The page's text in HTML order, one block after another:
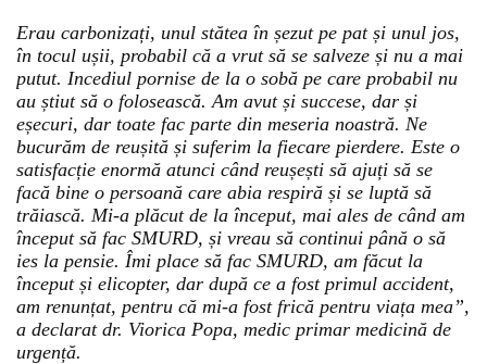
Erau carbonizați, unul stătea în șezut pe pat și unul jos,
în tocul ușii, probabil că a vrut să se salveze și nu a mai
putut. Incediul pornise de la o sobă pe care probabil nu
au știut să o folosească. Am avut și succese, dar și
eșecuri, dar toate fac parte din meseria noastră. Ne
bucurăm de reușită și suferim la fiecare pierdere. Este o
satisfacție enormă atunci când reușești să ajuți să se
facă bine o persoană care abia respiră și se luptă să
trăiască. Mi-a plăcut de la început, mai ales de când am
început să fac SMURD, și vreau să continui până o să
ies la pensie. Îmi place să fac SMURD, am făcut la
început și elicopter, dar după ce a fost primul accident,
am renunțat, pentru că mi-a fost frică pentru viața mea”,
a declarat dr. Viorica Popa, medic primar medicină de
urgență.